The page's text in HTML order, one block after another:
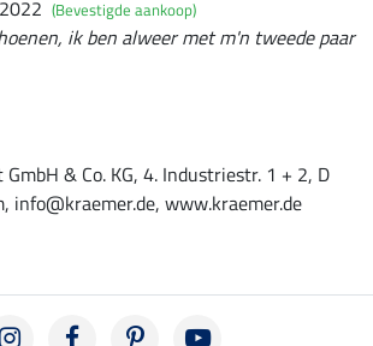
(Bevestigde aankoop)
ik ben alweer met m'n tweede paar
& Co. KG, 4. Industriestr. 1 + 2, D
info@kraemer.de, www.kraemer.de